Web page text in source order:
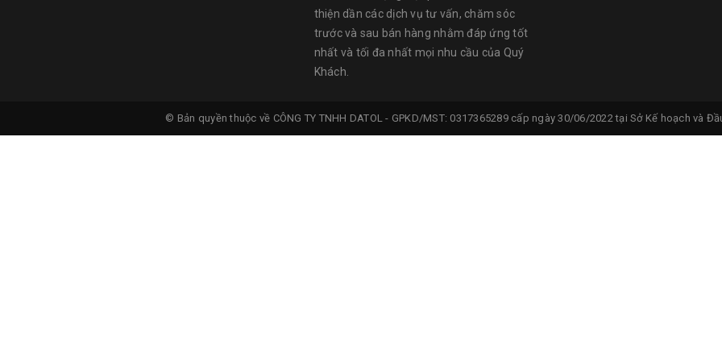
thiện dần các dịch vụ tư vấn, chăm sóc
trước và sau bán hàng nhằm đáp ứng tốt
nhất và tối đa nhất mọi nhu cầu của Quý
Khách.
© Bản quyền thuộc về CÔNG TY TNHH DATOL - GPKD/MST: 0317365289 cấp ngày 30/06/2022 tại Sở Kế hoạch và